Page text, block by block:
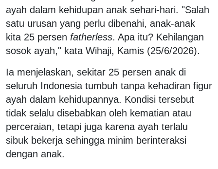
ayah dalam kehidupan anak sehari-hari. "Salah
satu urusan yang perlu dibenahi, anak-anak
kita 25 persen fatherless. Apa itu? Kehilangan
sosok ayah," kata Wihaji, Kamis (25/6/2026).
Ia menjelaskan, sekitar 25 persen anak di
seluruh Indonesia tumbuh tanpa kehadiran figur
ayah dalam kehidupannya. Kondisi tersebut
tidak selalu disebabkan oleh kematian atau
perceraian, tetapi juga karena ayah terlalu
sibuk bekerja sehingga minim berinteraksi
dengan anak.